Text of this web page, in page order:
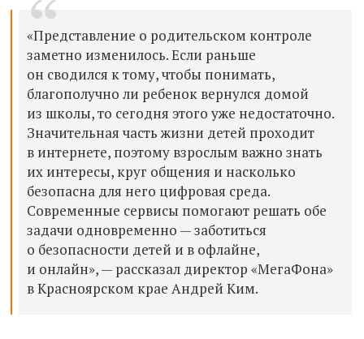
«Представление о родительском контроле
заметно изменилось. Если раньше
он сводился к тому, чтобы понимать,
благополучно ли ребенок вернулся домой
из школы, то сегодня этого уже недостаточно.
Значительная часть жизни детей проходит
в интернете, поэтому взрослым важно знать
их интересы, круг общения и насколько
безопасна для него цифровая среда.
Современные сервисы помогают решать обе
задачи одновременно — заботиться
о безопасности детей и в офлайне,
и онлайн», — рассказал директор «МегаФона»
в Красноярском крае Андрей Ким.